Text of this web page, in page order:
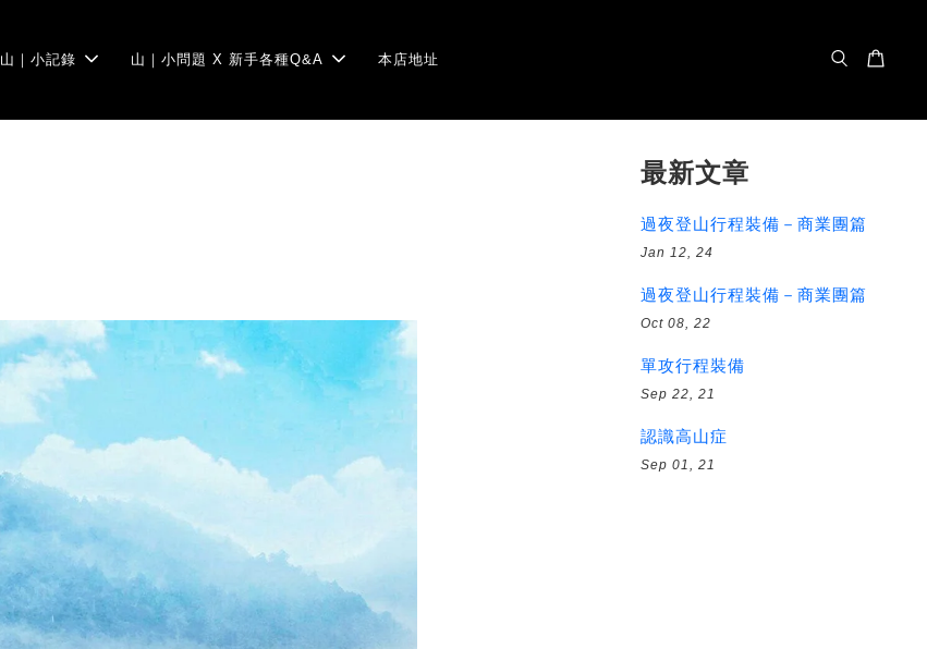
山｜小記錄 山｜小問題 X 新手各種Q&A 本店地址
最新文章
過夜登山行程裝備－商業團篇
Jan 12, 24
過夜登山行程裝備－商業團篇
Oct 08, 22
單攻行程裝備
Sep 22, 21
認識高山症
Sep 01, 21